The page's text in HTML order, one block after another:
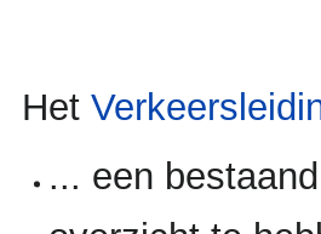
Het
... een